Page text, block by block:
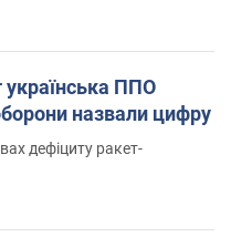
українська ППО
назвали цифру
дефіциту ракет-